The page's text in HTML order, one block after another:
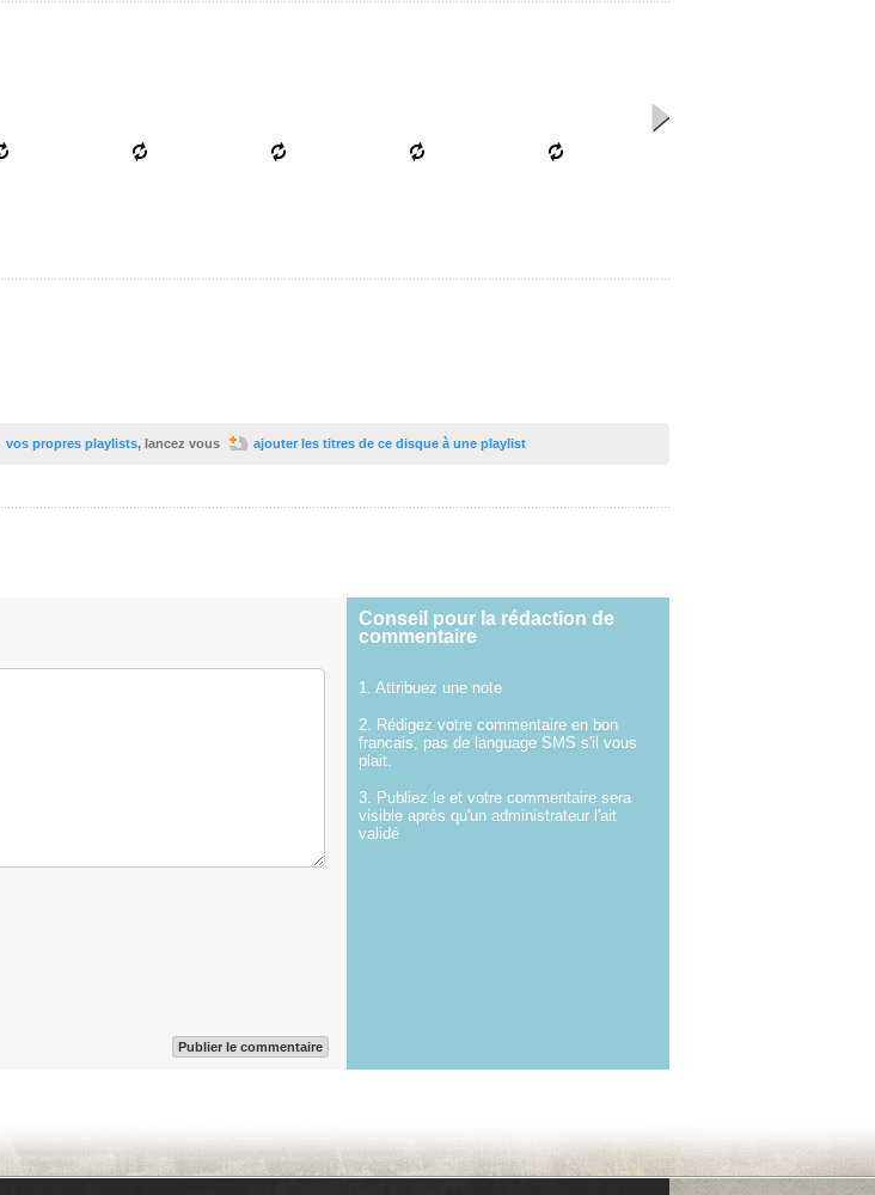
vos propres playlists, lancez vous ajouter les titres de ce disque à une playlist
Publier le commentaire
Conseil pour la rédaction de
commentaire
1. Attribuez une note
2. Rédigez votre commentaire en bon
francais, pas de language SMS s'il vous
plait.
3. Publiez le et votre commentaire sera
visible après qu'un administrateur l'ait
validé